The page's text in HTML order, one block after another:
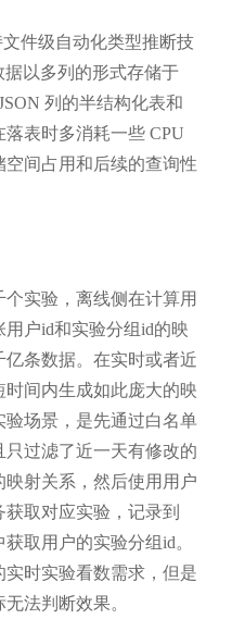
文件级自动化类型推断技
据以多列的形式存储于
列的半结构化表和
表时多消耗一些 CPU
间占用和后续的查询性
实验，离线侧在计算用
户id和实验分组id的映
条数据。在实时或者近
间内生成如此庞大的映
场景，是先通过白名单
过滤了近一天有修改的
射关系，然后使用用户
取对应实验，记录到
取用户的实验分组id。
时实验看数需求，但是
法判断效果。